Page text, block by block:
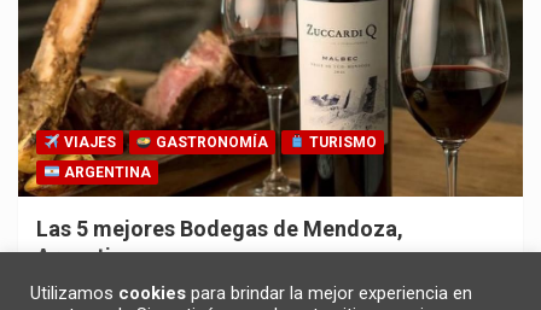
VIAJES GASTRONOMÍA
TURISMO
ARGENTINA
Las 5 mejores Bodegas de Mendoza,
Argentina
30/10/2025 Redacción
Utilizamos cookies para brindar la mejor experiencia en